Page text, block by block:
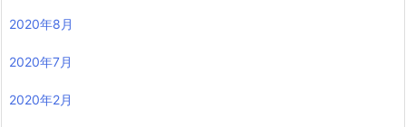
2020年8月
2020年7月
2020年2月